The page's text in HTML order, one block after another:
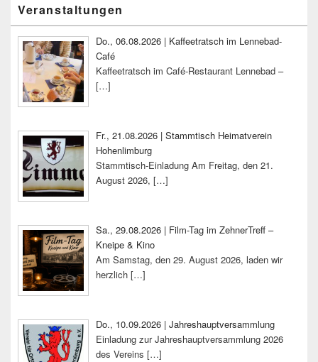
Seitenleisten-
Widgetbereich
Veranstaltungen
Do., 06.08.2026 | Kaffeetratsch im Lennebad-
Café
Kaffeetratsch im Café-Restaurant Lennebad –
[…]
Fr., 21.08.2026 | Stammtisch Heimatverein
Hohenlimburg
Stammtisch-Einladung Am Freitag, den 21.
August 2026, […]
Sa., 29.08.2026 | Film-Tag im ZehnerTreff –
Kneipe & Kino
Am Samstag, den 29. August 2026, laden wir
herzlich […]
Do., 10.09.2026 | Jahreshauptversammlung
Einladung zur Jahreshauptversammlung 2026
des Vereins […]